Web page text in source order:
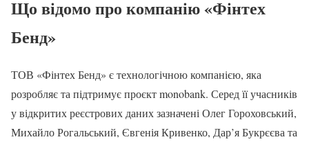
Що відомо про компанію «Фінтех
Бенд»
ТОВ «Фінтех Бенд» є технологічною компанією, яка
розробляє та підтримує проєкт monobank. Серед її учасників
у відкритих реєстрових даних зазначені Олег Гороховський,
Михайло Рогальський, Євгенія Кривенко, Дар’я Букрєєва та